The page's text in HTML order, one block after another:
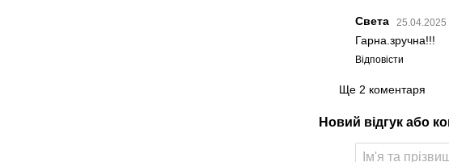
Света 25.04.2025
Гарна.зручна!!!
Відповісти
Ще 2 коментаря
Новий відгук або